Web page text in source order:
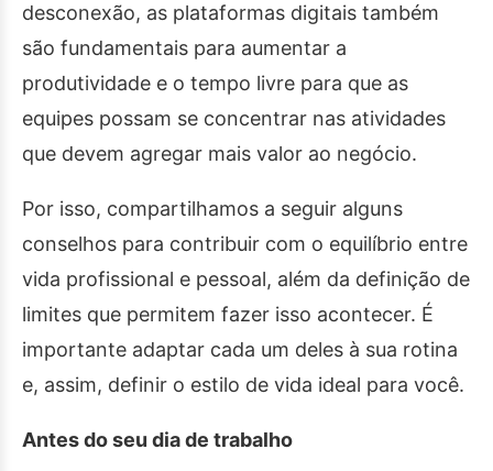
desconexão, as plataformas digitais também
são fundamentais para aumentar a
produtividade e o tempo livre para que as
equipes possam se concentrar nas atividades
que devem agregar mais valor ao negócio.
Por isso, compartilhamos a seguir alguns
conselhos para contribuir com o equilíbrio entre
vida profissional e pessoal, além da definição de
limites que permitem fazer isso acontecer. É
importante adaptar cada um deles à sua rotina
e, assim, definir o estilo de vida ideal para você.
Antes do seu dia de trabalho